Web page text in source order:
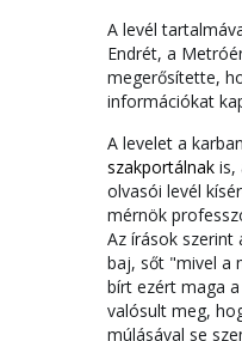
A levél
Endrét, a
megerősítette,
információkat
A levelet a
szakportálnak is,
olvasói levél
mérnök
Az írások szerint
baj, sőt "mivel a
bírt ezért maga
valósult meg,
múlásával se